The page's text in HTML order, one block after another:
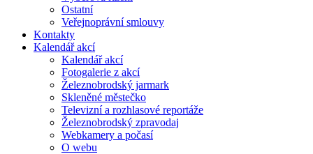
Ostatní
Veřejnoprávní smlouvy
Kontakty
Kalendář akcí
Kalendář akcí
Fotogalerie z akcí
Železnobrodský jarmark
Skleněné městečko
Televizní a rozhlasové reportáže
Železnobrodský zpravodaj
Webkamery a počasí
O webu